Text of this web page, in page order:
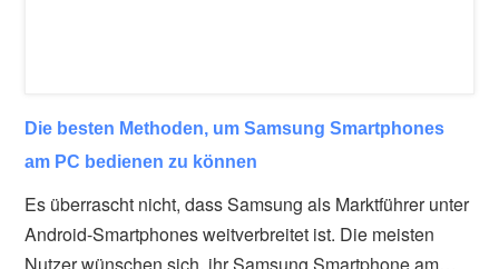
Die besten Methoden, um Samsung Smartphones
am PC bedienen zu können
Es überrascht nicht, dass Samsung als Marktführer unter
Android-Smartphones weitverbreitet ist. Die meisten
Nutzer wünschen sich, ihr Samsung Smartphone am…